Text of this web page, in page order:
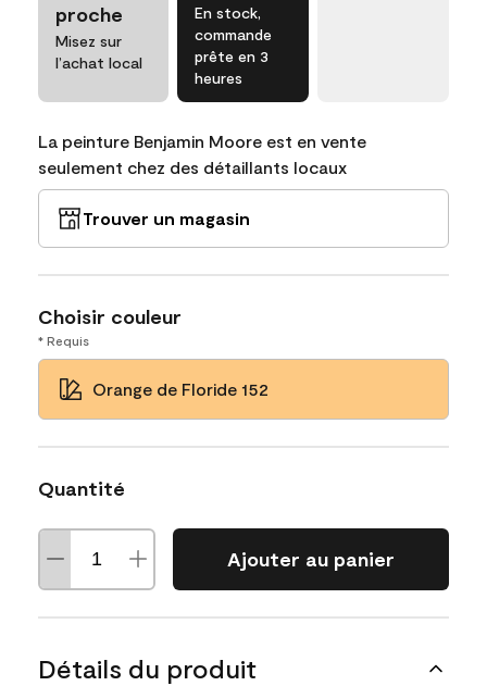
proche
Misez sur
l’achat local
En stock,
commande
prête en 3
heures
La peinture Benjamin Moore est en vente
seulement chez des détaillants locaux
Trouver un magasin
Choisir couleur
* Requis
Orange de Floride 152
Quantité
Ajouter au panier
Détails du produit